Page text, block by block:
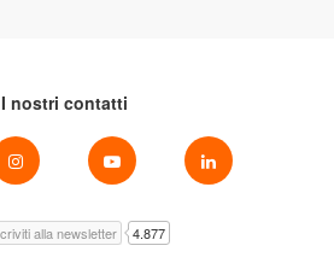
I nostri contatti